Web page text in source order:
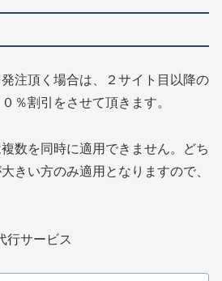
注頂く場合は、２サイト目以降の
％割引をさせて頂きます。
数を同時に適用できません。どち
きい方のみ適用となりますので、
行サービス